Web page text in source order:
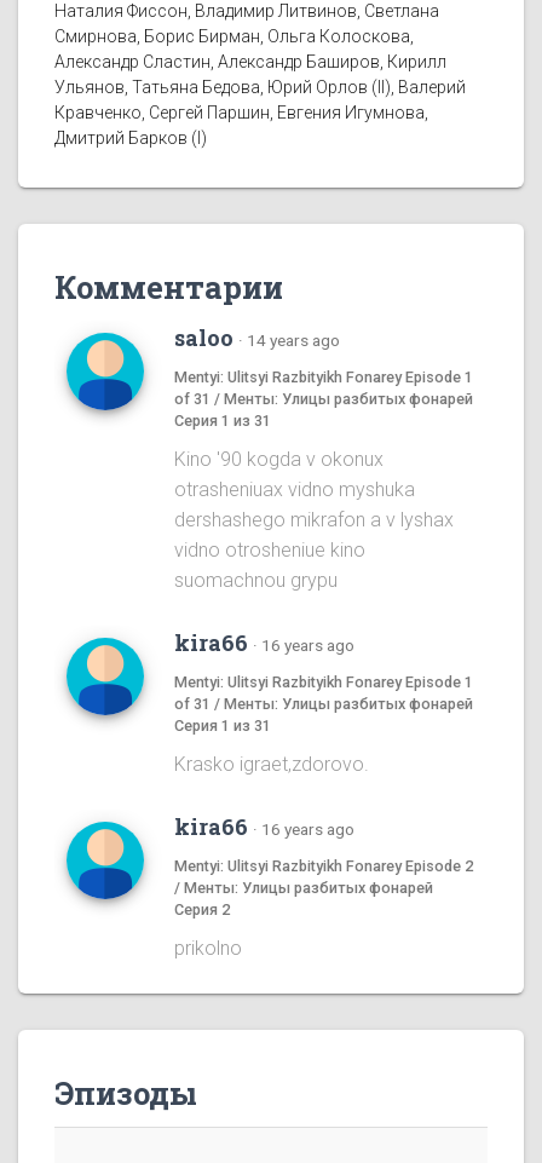
Наталия Фиссон, Владимир Литвинов, Светлана
Смирнова, Борис Бирман, Ольга Колоскова,
Александр Сластин, Александр Баширов, Кирилл
Ульянов, Татьяна Бедова, Юрий Орлов (II), Валерий
Кравченко, Сергей Паршин, Евгения Игумнова,
Дмитрий Барков (I)
Комментарии
saloo · 14 years ago
Mentyi: Ulitsyi Razbityikh Fonarey Episode 1
of 31 / Менты: Улицы разбитых фонарей
Серия 1 из 31
Kino '90 kogda v okonux
otrasheniuax vidno myshuka
dershashego mikrafon a v lyshax
vidno otrosheniue kino
suomachnou grypu
kira66 · 16 years ago
Mentyi: Ulitsyi Razbityikh Fonarey Episode 1
of 31 / Менты: Улицы разбитых фонарей
Серия 1 из 31
Krasko igraet,zdorovo.
kira66 · 16 years ago
Mentyi: Ulitsyi Razbityikh Fonarey Episode 2
/ Менты: Улицы разбитых фонарей
Серия 2
prikolno
Эпизоды